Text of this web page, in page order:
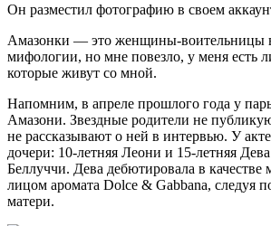
Он разместил фотографию в своем
Амазонки — это женщины-воительницы в
мифологии, но мне повезло, у меня есть
которые живут со мной.
Напомним, в апреле прошлого года у
Амазони. Звездные родители не
не рассказывают о ней в интервью. У
дочери: 10-летняя Леони и 15-летняя
Беллуччи. Дева дебютировала в качестве
лицом аромата Dolce & Gabbana, следуя
матери.